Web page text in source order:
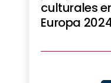
culturales
Europa